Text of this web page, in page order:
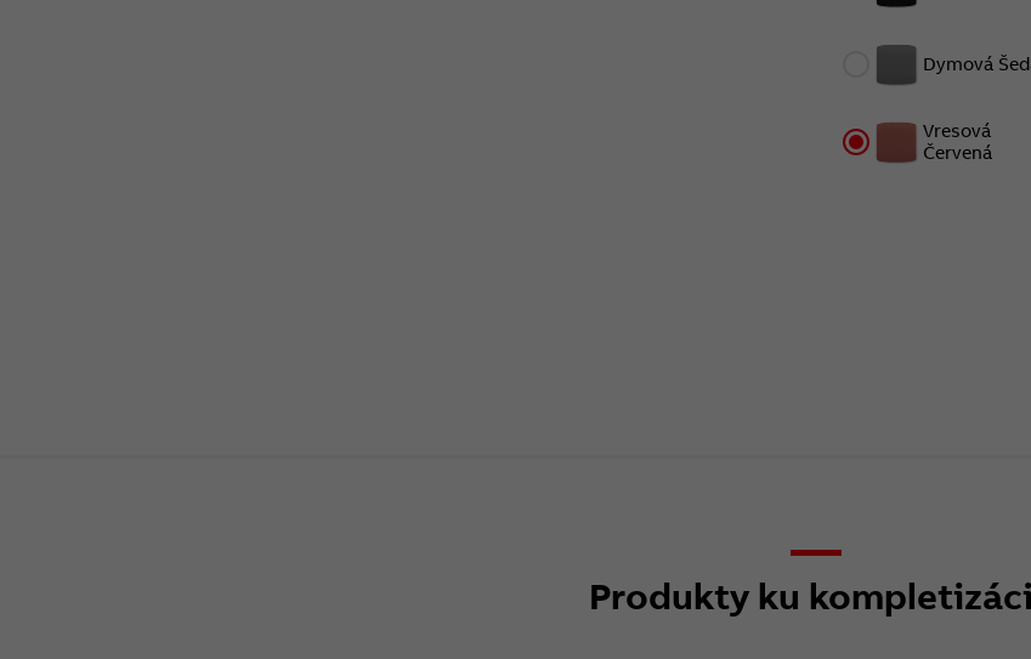
Dymová
Vresová
Červená
Produkty ku